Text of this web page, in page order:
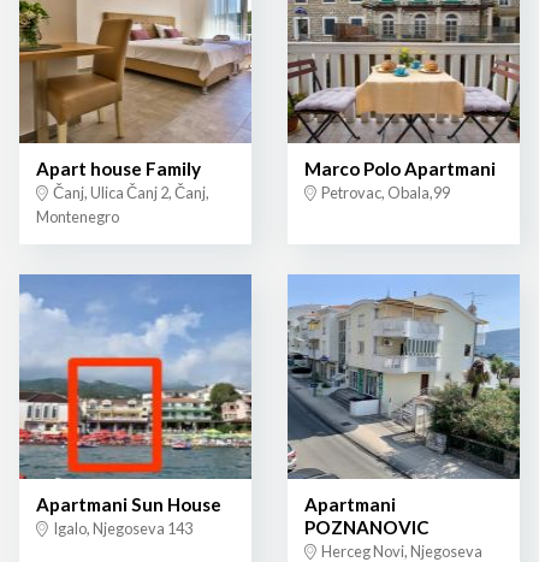
Apart house Family
Čanj, Ulica Čanj 2, Čanj,
Montenegro
Marco Polo Apartmani
Petrovac, Obala,99
Apartmani Sun House
Igalo, Njegoseva 143
Apartmani
POZNANOVIC
Herceg Novi, Njegoseva